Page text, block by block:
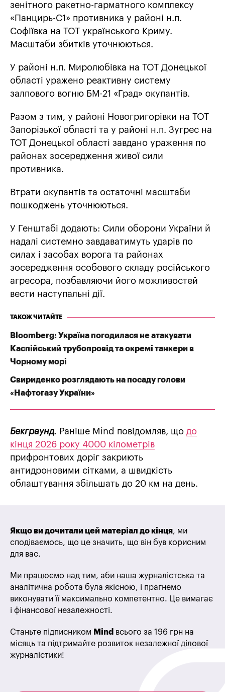
зенітного ракетно-гарматного комплексу
«Панцирь-С1» противника у районі н.п.
Софіївка на ТОТ українського Криму.
Масштаби збитків уточнюються.
У районі н.п. Миролюбівка на ТОТ Донецької
області уражено реактивну систему
залпового вогню БМ-21 «Град» окупантів.
Разом з тим, у районі Новогригорівки на ТОТ
Запорізької області та у районі н.п. Зугрес на
ТОТ Донецької області завдано ураження по
районах зосередження живої сили
противника.
Втрати окупантів та остаточні масштаби
пошкоджень уточнюються.
У Генштабі додають: Сили оборони України й
надалі системно завдаватимуть ударів по
силах і засобах ворога та районах
зосередження особового складу російського
агресора, позбавляючи його можливостей
вести наступальні дії.
ТАКОЖ ЧИТАЙТЕ
Bloomberg: Україна погодилася не атакувати
Каспійський трубопровід та окремі танкери в
Чорному морі
Свириденко розглядають на посаду голови
«Нафтогазу України»
Бекграунд. Раніше Mind повідомляв, що до
кінця 2026 року 4000 кілометрів
прифронтових доріг закриють
антидроновими сітками, а швидкість
облаштування збільшать до 20 км на день.
Якщо ви дочитали цей матеріал до кінця, ми
сподіваємось, що це значить, що він був корисним
для вас.
Ми працюємо над тим, аби наша журналістська та
аналітична робота була якісною, і прагнемо
виконувати її максимально компетентно. Це вимагає
і фінансової незалежності.
Станьте підписником Mind всього за 196 грн на
місяць та підтримайте розвиток незалежної ділової
журналістики!